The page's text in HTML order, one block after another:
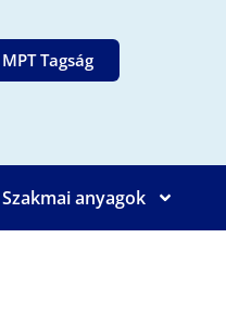
MPT Tagság
Szakmai anyagok